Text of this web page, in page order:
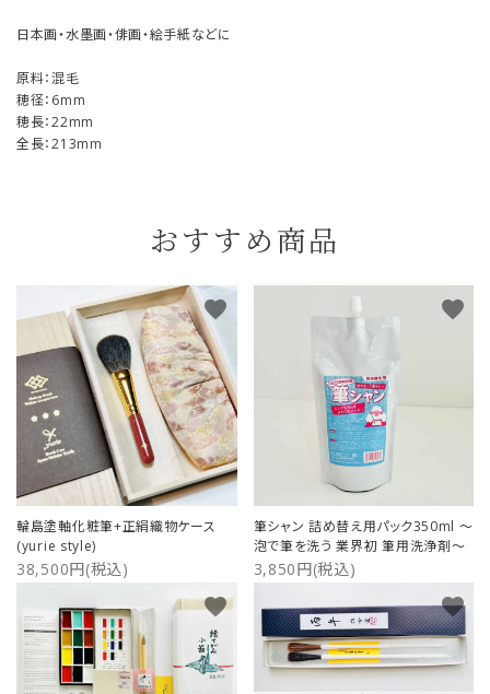
日本画・水墨画・俳画・絵手紙などに
原料：混毛
穂径：6mm
穂長：22mm
全長：213mm
おすすめ商品
輪島塗軸化粧筆+正絹織物ケース
(yurie style)
38,500円(税込)
favorite
筆シャン 詰め替え用パック350ml ～
泡で筆を洗う 業界初 筆用洗浄剤～
3,850円(税込)
favorite
favorite favorite